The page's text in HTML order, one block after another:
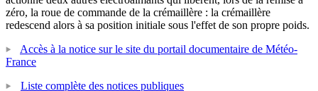
zéro, la roue de commande de la crémaillère : la crémaillère
redescend alors à sa position initiale sous l'effet de son propre poids.
Accès à la notice sur le site du portail documentaire de Météo-
France
Liste complète des notices publiques